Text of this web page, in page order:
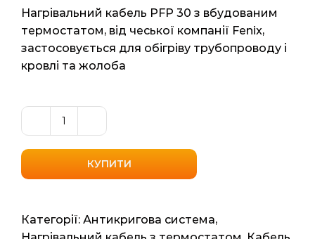
Нагрівальний кабель PFP 30 з вбудованим
термостатом, від чеської компанії Fenix,
застосовується для обігріву трубопроводу і
кровлі та жолоба
Нагрівальний
кабель
вбудованим
Fenix
(Чехія)
КУПИТИ
Категорії: Антикригова система,